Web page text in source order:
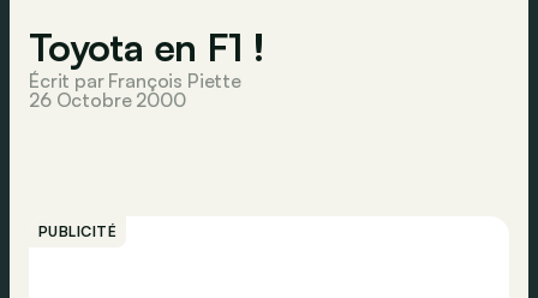
Toyota en F1 !
Écrit par François Piette
26 Octobre 2000
PUBLICITÉ